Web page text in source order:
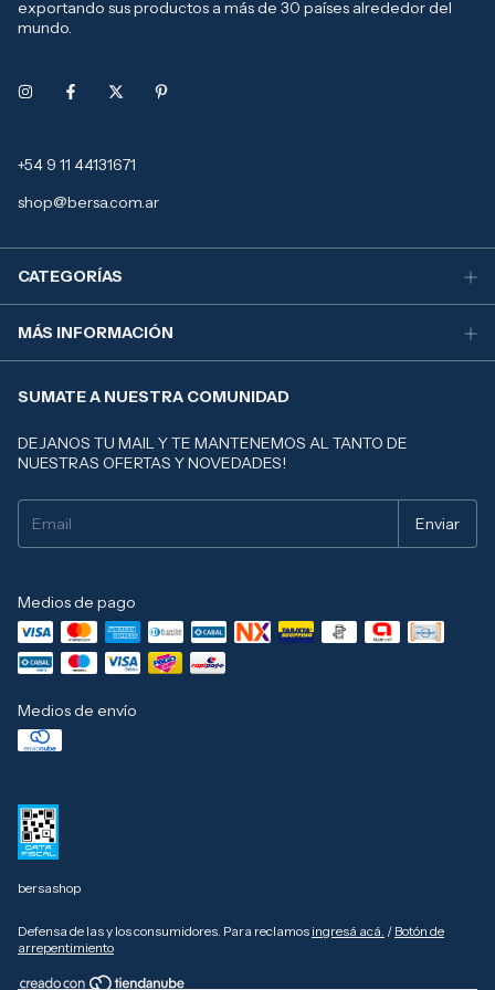
exportando sus productos a más de 30 países alrededor del
mundo.
+54 9 11 44131671
shop@bersa.com.ar
CATEGORÍAS
MÁS INFORMACIÓN
SUMATE A NUESTRA COMUNIDAD
DEJANOS TU MAIL Y TE MANTENEMOS AL TANTO DE
NUESTRAS OFERTAS Y NOVEDADES!
Medios de pago
Medios de envío
bersashop
Defensa de las y los consumidores. Para reclamos ingresá acá. / Botón de
arrepentimiento